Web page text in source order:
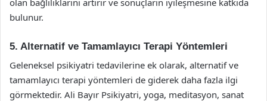
bulunur.
5. Alternatif ve Tamamlayıcı Terapi Yöntemleri
Geleneksel psikiyatri tedavilerine ek olarak, alternatif ve
tamamlayıcı terapi yöntemleri de giderek daha fazla ilgi
görmektedir. Ali Bayır Psikiyatri, yoga, meditasyon, sanat